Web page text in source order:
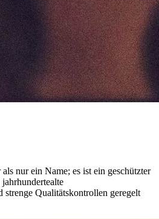
nur ein Name; es ist ein geschützter
strenge Qualitätskontrollen geregelt